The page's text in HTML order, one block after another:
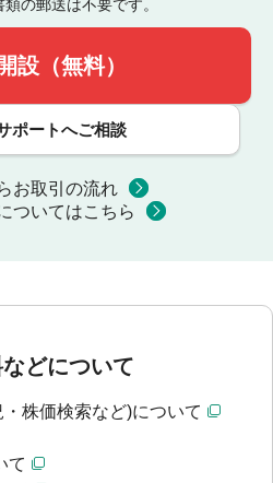
の郵送は不要です。
設（無料）
ポートへご相談
お取引の流れ
ついてはこちら
どについて
株価検索など)について
て